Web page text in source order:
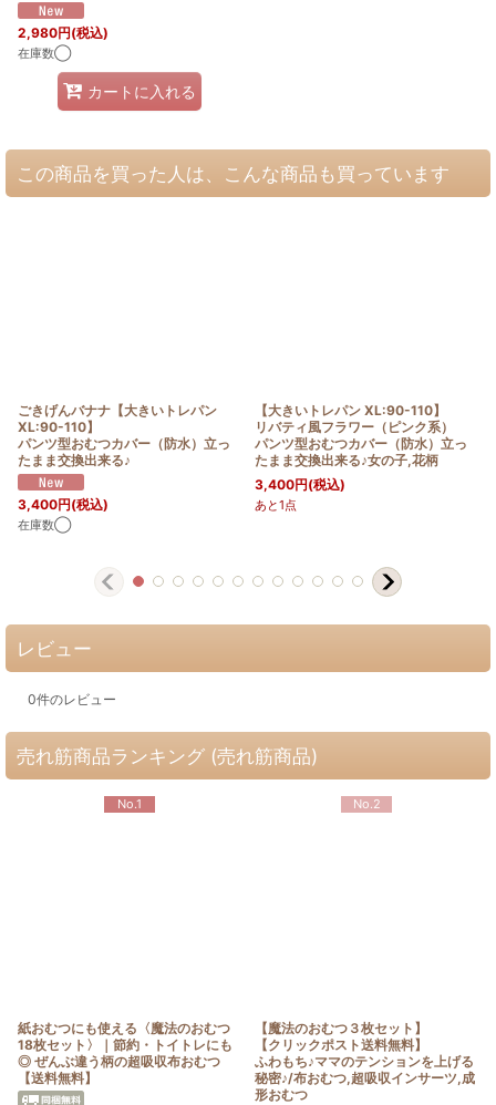
2,980円(税込)
在庫数◯
カートに入れる
この商品を買った人は、こんな商品も買っています
ごきげんバナナ【大きいトレパン
XL:90-110】
パンツ型おむつカバー（防水）立っ
たまま交換出来る♪
3,400円(税込)
在庫数◯
【大きいトレパン XL:90-110】
リバティ風フラワー（ピンク系）
パンツ型おむつカバー（防水）立っ
たまま交換出来る♪女の子,花柄
3,400円(税込)
あと1点
レビュー
0件のレビュー
売れ筋商品ランキング (売れ筋商品)
No.1
紙おむつにも使える〈魔法のおむつ
18枚セット〉｜節約・トイトレにも
◎ ぜんぶ違う柄の超吸収布おむつ
【送料無料】
No.2
【魔法のおむつ３枚セット】
【クリックポスト送料無料】
ふわもち♪ママのテンションを上げる
秘密♪/布おむつ,超吸収インサーツ,成
形おむつ